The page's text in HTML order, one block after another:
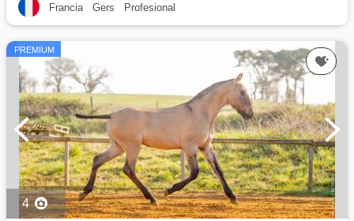
Francia Gers Profesional
PREMIUM
4